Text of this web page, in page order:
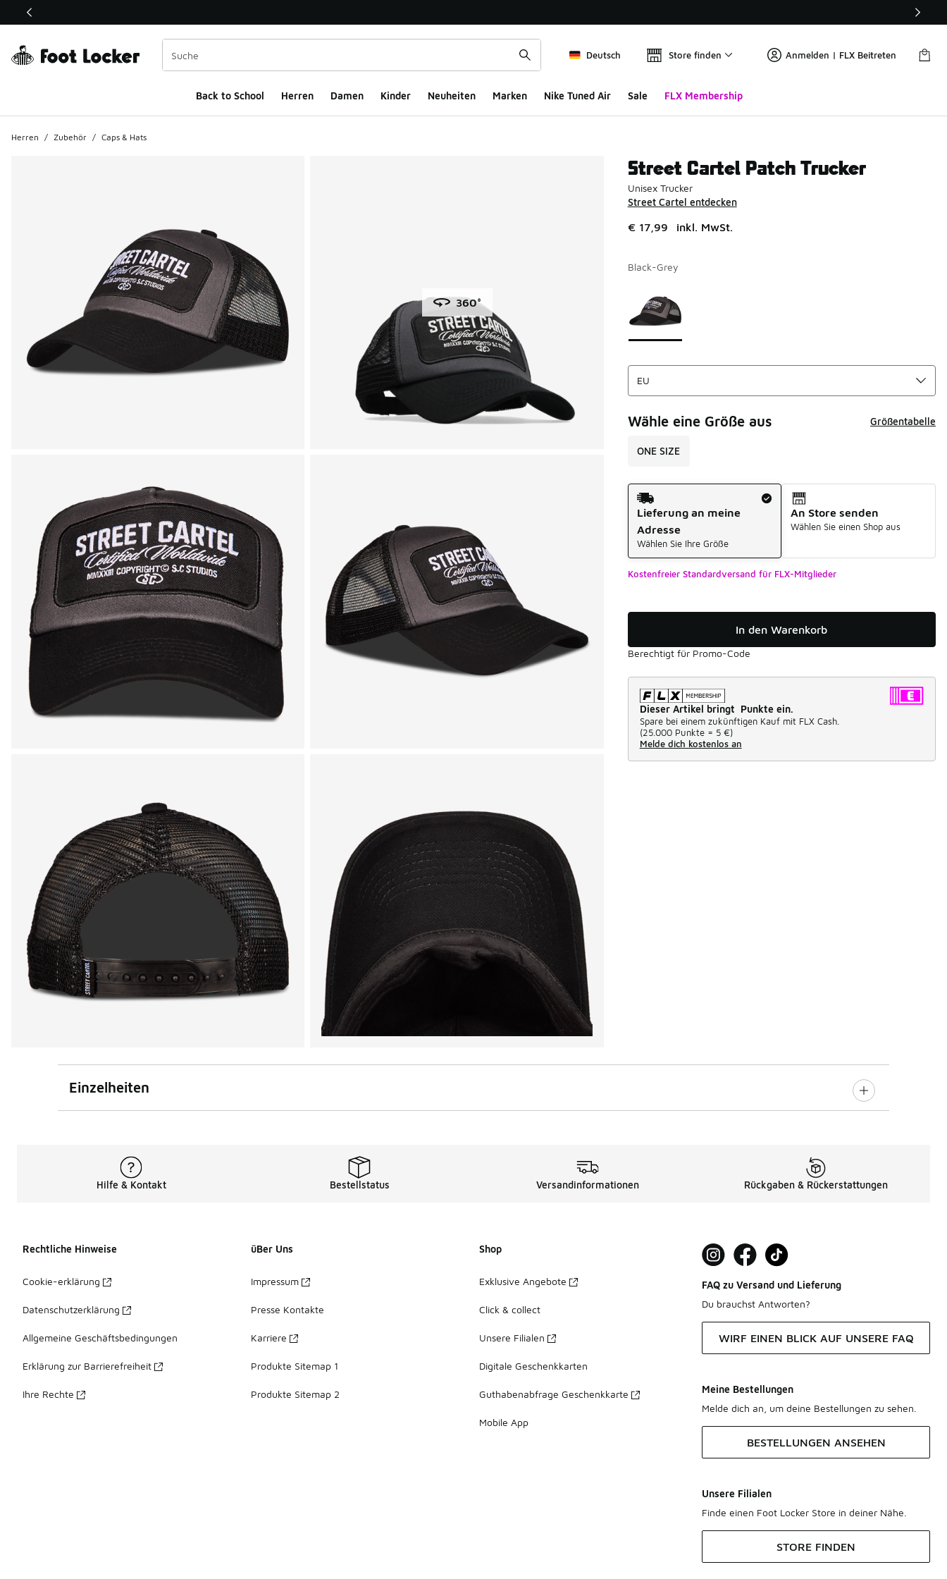
Dieser Link öffnet sich in einem neuen Fenster
Deutsch Store finden Anmelden | FLX Beitreten
Back to School Herren Damen Kinder Neuheiten Marken Nike Tuned Air Sale FLX Membership
Herren / Zubehör / Caps & Hats
360°
Street Cartel Patch Trucker
Unisex Trucker
Street Cartel entdecken
€ 17,99 inkl. MwSt.
Black-Grey
Wähle eine Größe aus Größentabelle
ONE SIZE
Versandart
Lieferung an meine
Adresse
Wählen Sie Ihre Größe
An Store senden
Wählen Sie einen Shop aus
Kostenfreier Standardversand für FLX-Mitglieder
In den Warenkorb
Berechtigt für Promo-Code
Dieser Artikel bringt Punkte ein.
Spare bei einem zukünftigen Kauf mit FLX Cash.
(25.000 Punkte = 5 €)
Melde dich kostenlos an
Einzelheiten
Hilfe & Kontakt Bestellstatus Versandinformationen Rückgaben & Rückerstattungen
Rechtliche Hinweise
Cookie-erklärung
Datenschutzerklärung
Allgemeine Geschäftsbedingungen
Erklärung zur Barrierefreiheit
Ihre Rechte
üBer Uns
Impressum
Presse Kontakte
Karriere
Produkte Sitemap 1
Produkte Sitemap 2
Shop
Exklusive Angebote
Click & collect
Unsere Filialen
Digitale Geschenkkarten
Guthabenabfrage Geschenkkarte
Mobile App
FAQ zu Versand und Lieferung
Du brauchst Antworten?
WIRF EINEN BLICK AUF UNSERE FAQ
Meine Bestellungen
Melde dich an, um deine Bestellungen zu sehen.
BESTELLUNGEN ANSEHEN
Unsere Filialen
Finde einen Foot Locker Store in deiner Nähe.
STORE FINDEN